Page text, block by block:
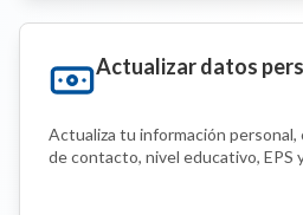
Actualizar datos
Actualiza tu información personal,
de contacto, nivel educativo, EPS